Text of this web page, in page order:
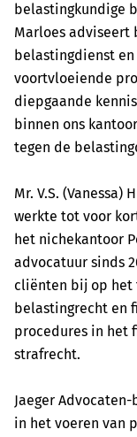
belastingkundige
Marloes adviseert
belastingdienst
voortvloeiende
diepgaande
binnen ons
tegen de
Mr. V.S. (Vanessa)
werkte tot voor
het nichekantoor
advocatuur sinds
cliënten bij op het
belastingrecht en
procedures in het
strafrecht.
Jaeger
in het voeren van